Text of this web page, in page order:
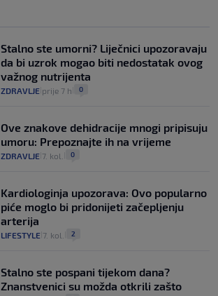
Stalno ste umorni? Liječnici upozoravaju
da bi uzrok mogao biti nedostatak ovog
važnog nutrijenta
ZDRAVLJE prije 7 h 0
Ove znakove dehidracije mnogi pripisuju
umoru: Prepoznajte ih na vrijeme
ZDRAVLJE 7. kol. 0
Kardiologinja upozorava: Ovo popularno
piće moglo bi pridonijeti začepljenju
arterija
LIFESTYLE 7. kol. 2
Stalno ste pospani tijekom dana?
Znanstvenici su možda otkrili zašto